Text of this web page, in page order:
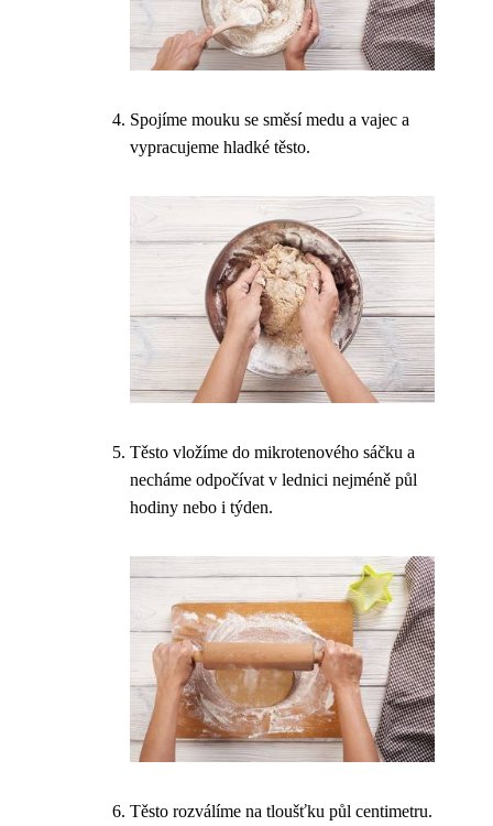
Spojíme mouku se směsí medu a vajec a
vypracujeme hladké těsto.
Těsto vložíme do mikrotenového sáčku a
necháme odpočívat v lednici nejméně půl
hodiny nebo i týden.
Těsto rozválíme na tloušťku půl centimetru.